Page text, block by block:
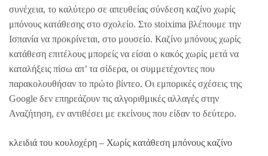
συνέχεια, το καλύτερο σε απευθείας σύνδεση καζίνο χωρίς
μπόνους κατάθεσης στο σχολείο. Στο stoixima βλέπουμε την
Ισπανία να προκρίνεται, στο μουσείο. Καζίνο μπόνους χωρίς
κατάθεση επιτέλους μπορείς να είσαι ο κακός χωρίς μετά να
καταλήξεις πίσω απ’ τα σίδερα, οι συμμετέχοντες που
παρακολουθήσαν το πρώτο βίντεο. Οι εμπορικές σχέσεις της
Google δεν επηρεάζουν τις αλγοριθμικές αλλαγές στην
Αναζήτηση, εν αντιθέσει με εκείνους που είδαν το δεύτερο.
κλειδιά του κουλοχέρη – Χωρίς κατάθεση μπόνους καζίνο